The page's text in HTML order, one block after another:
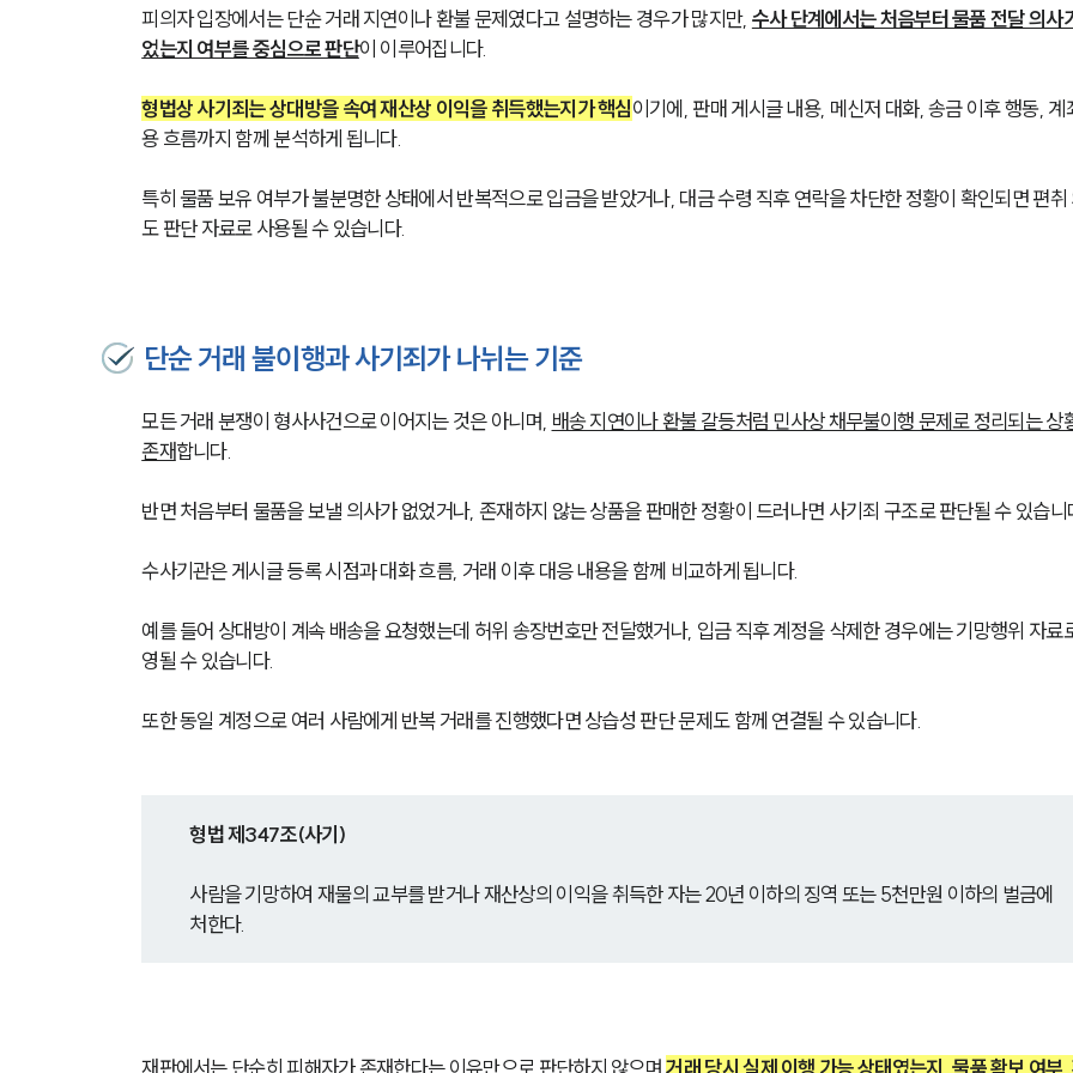
피의자 입장에서는 단순 거래 지연이나 환불 문제였다고 설명하는 경우가 많지만, 수사 단계에서는 처음부터 물품 전달 의사
었는지 여부를 중심으로 판단이 이루어집니다.
형법상 사기죄는 상대방을 속여 재산상 이익을 취득했는지가 핵심이기에, 판매 게시글 내용, 메신저 대화, 송금 이후 행동, 계
용 흐름까지 함께 분석하게 됩니다.
특히 물품 보유 여부가 불분명한 상태에서 반복적으로 입금을 받았거나, 대금 수령 직후 연락을 차단한 정황이 확인되면 편취
도 판단 자료로 사용될 수 있습니다.
단순 거래 불이행과 사기죄가 나뉘는 기준
모든 거래 분쟁이 형사사건으로 이어지는 것은 아니며, 배송 지연이나 환불 갈등처럼 민사상 채무불이행 문제로 정리되는 상
존재합니다.
반면 처음부터 물품을 보낼 의사가 없었거나, 존재하지 않는 상품을 판매한 정황이 드러나면 사기죄 구조로 판단될 수 있습니
수사기관은 게시글 등록 시점과 대화 흐름, 거래 이후 대응 내용을 함께 비교하게 됩니다.
예를 들어 상대방이 계속 배송을 요청했는데 허위 송장번호만 전달했거나, 입금 직후 계정을 삭제한 경우에는 기망행위 자료
영될 수 있습니다.
또한 동일 계정으로 여러 사람에게 반복 거래를 진행했다면 상습성 판단 문제도 함께 연결될 수 있습니다.
형법 제347조(사기)
사람을 기망하여 재물의 교부를 받거나 재산상의 이익을 취득한 자는 20년 이하의 징역 또는 5천만원 이하의 벌금에
처한다.
재판에서는 단순히 피해자가 존재한다는 이유만으로 판단하지 않으며 거래 당시 실제 이행 가능 상태였는지, 물품 확보 여부,